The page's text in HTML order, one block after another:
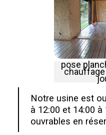
pose
chauffage
Notre usine est
à 12:00 et 14:00
ouvrables en